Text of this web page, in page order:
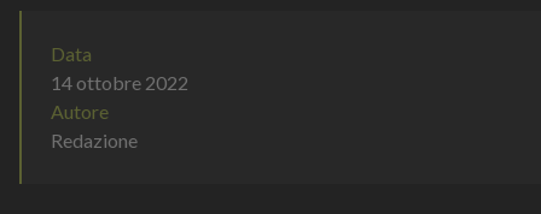
Data
14 ottobre 2022
Autore
Redazione